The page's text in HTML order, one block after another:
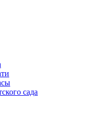
сада